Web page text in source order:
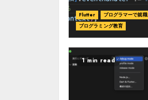
Flutter プログラマーで就職
プログラミング教育
1 min read